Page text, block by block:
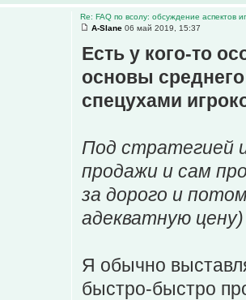
Re: FAQ по всолу: обсуждение аспектов
A-Slane 06 май 2019, 15:37
Есть у кого-то
основы
спецухами
Под стратегией
продажи и сам
за дорого и
адекватную цену)
Я обычно
быстро-быстро